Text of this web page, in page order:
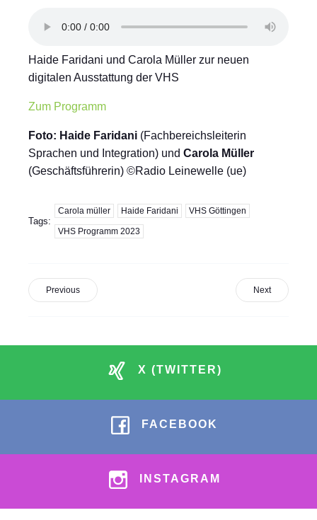
Haide Faridani und Carola Müller zur neuen
digitalen Ausstattung der VHS
Zum Programm
Foto: Haide Faridani (Fachbereichsleiterin
Sprachen und Integration) und Carola Müller
(Geschäftsführerin) ©Radio Leinewelle (ue)
Tags:
Carola müller Haide Faridani VHS Göttingen
VHS Programm 2023
Previous Next
X (TWITTER)
FACEBOOK
INSTAGRAM